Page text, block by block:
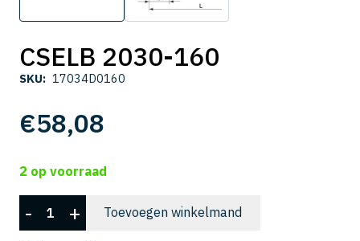
CSELB 2030-160
SKU: 17034D0160
€58,08
2 op voorraad
CSELB
2030-
- + Toevoegen winkelmand